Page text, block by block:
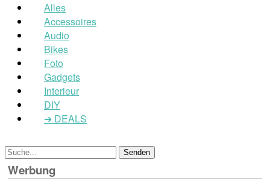
Alles
Accessoires
Audio
Bikes
Foto
Gadgets
Interieur
DIY
➔ DEALS
Werbung